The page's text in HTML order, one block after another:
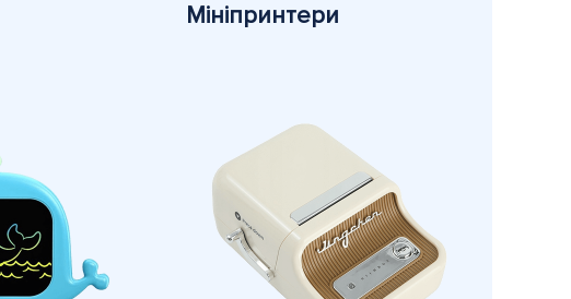
Мініпринтери